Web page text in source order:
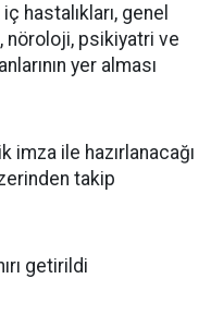
hastalıkları, genel
nöroloji, psikiyatri ve
yer alması
imza ile hazırlanacağı
takip
getirildi